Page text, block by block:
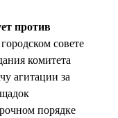
против
совете
комитета
агитации за
порядке